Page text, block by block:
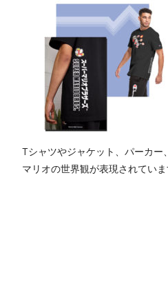
Tシャツやジャケット、パーカー
マリオの世界観が表現されていま